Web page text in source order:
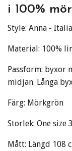
i 100%
Style: Anna -
Material: 100%
Passform: byxor
midjan. Långa
Färg: Mörkgrön
Storlek: One size
Mått: Längd 108